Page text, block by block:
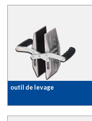
outil de levage